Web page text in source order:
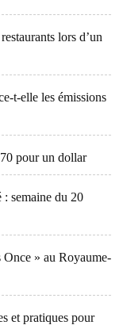
lors d’un
t-elle les émissions
pour un dollar
: semaine du 20
» au Royaume-
et pratiques pour